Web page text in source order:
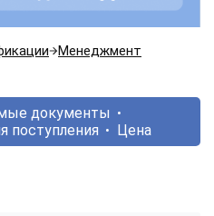
Менеджмент
документы
поступления Цена